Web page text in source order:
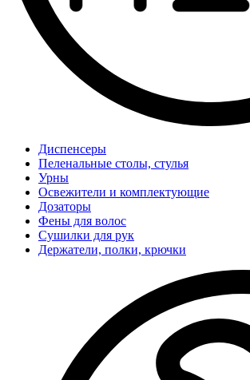
Диспенсеры
Пеленальные столы, стулья
Урны
Освежители и комплектующие
Дозаторы
Фены для волос
Сушилки для рук
Держатели, полки, крючки